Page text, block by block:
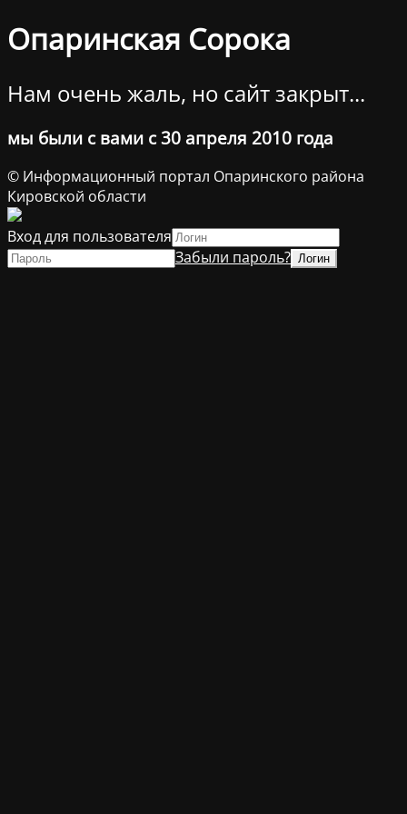
Опаринская Сорока
Нам очень жаль, но сайт закрыт...
мы были с вами с 30 апреля 2010 года
© Информационный портал Опаринского района
Кировской области
Вход для пользователя
Забыли пароль?